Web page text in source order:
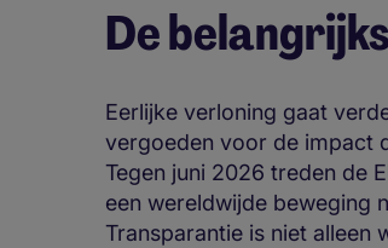
De
Eerlijke verloning gaat
vergoeden voor de impact
Tegen juni 2026 treden de
een wereldwijde beweging
Transparantie is niet